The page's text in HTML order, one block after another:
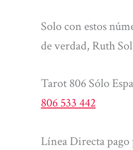
Solo con estos
de verdad, Ruth
Tarot 806 Sólo
806 533 442
Línea Directa pago